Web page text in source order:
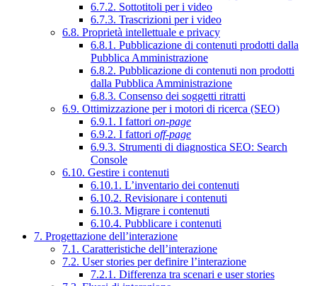
6.7.2. Sottotitoli per i video
6.7.3. Trascrizioni per i video
6.8. Proprietà intellettuale e privacy
6.8.1. Pubblicazione di contenuti prodotti dalla
Pubblica Amministrazione
6.8.2. Pubblicazione di contenuti non prodotti
dalla Pubblica Amministrazione
6.8.3. Consenso dei soggetti ritratti
6.9. Ottimizzazione per i motori di ricerca (SEO)
6.9.1. I fattori on-page
6.9.2. I fattori off-page
6.9.3. Strumenti di diagnostica SEO: Search
Console
6.10. Gestire i contenuti
6.10.1. L’inventario dei contenuti
6.10.2. Revisionare i contenuti
6.10.3. Migrare i contenuti
6.10.4. Pubblicare i contenuti
7. Progettazione dell’interazione
7.1. Caratteristiche dell’interazione
7.2. User stories per definire l’interazione
7.2.1. Differenza tra scenari e user stories